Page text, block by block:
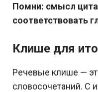
Помни: смысл
соответствовать
Клише для
Речевые клише —
словосочетаний. С